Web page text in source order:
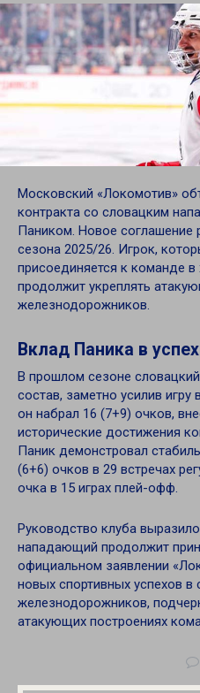
Московский «Локомотив»
контракта со словацким
Паником. Новое соглашение
сезона 2025/26. Игрок,
присоединяется к команде в
продолжит укреплять
железнодорожников.
Вклад Паника в
В прошлом сезоне
состав, заметно усилив
он набрал 16 (7+9) очков,
исторические достижения
Паник демонстровал
(6+6) очков в 29 встречах
очка в 15 играх плей-офф.
Руководство клуба
нападающий продолжит
официальном заявлении
новых спортивных успехов в
железнодорожников,
атакующих построениях